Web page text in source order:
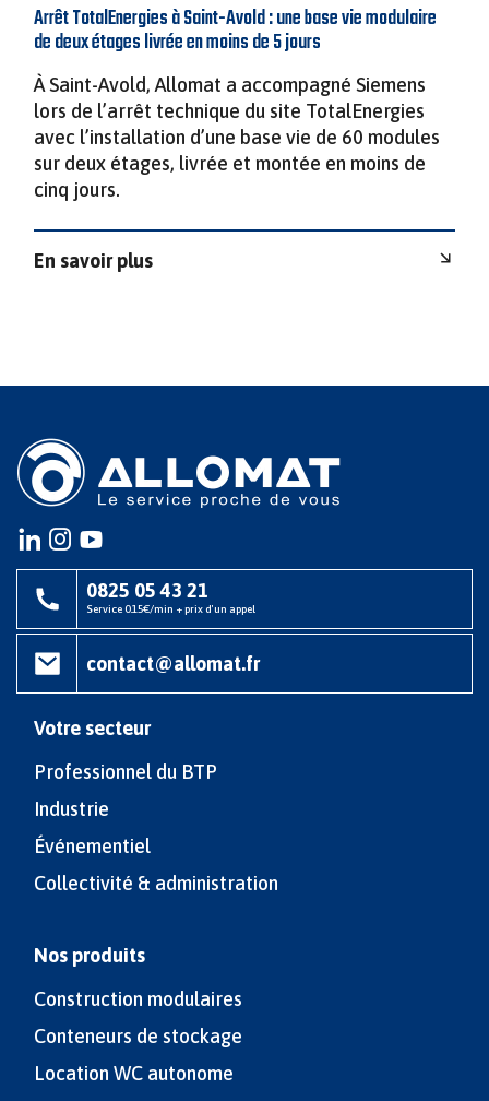
Arrêt TotalEnergies à Saint-Avold : une base vie modulaire
de deux étages livrée en moins de 5 jours
À Saint-Avold, Allomat a accompagné Siemens
lors de l’arrêt technique du site TotalEnergies
avec l’installation d’une base vie de 60 modules
sur deux étages, livrée et montée en moins de
cinq jours.
En savoir plus
Instagram
instagram
youtube
0825 05 43 21
Service 0.15€/min + prix d'un appel
contact@allomat.fr
Votre secteur
Professionnel du BTP
Industrie
Événementiel
Collectivité & administration
Nos produits
Construction modulaires
Conteneurs de stockage
Location WC autonome